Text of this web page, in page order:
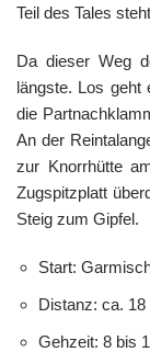
Teil des Tales
Da dieser Weg
längste. Los geht
die
An der
zur Knorrhütte
Zugspitzplatt
Steig zum Gipfel.
Start:
Distanz: ca.
Gehzeit: 8 bis